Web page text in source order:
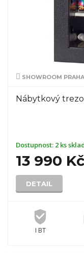
SHOWROOM
Nábytkový
Dostupnost: 2 ks
13 990 Kč
DETAIL
I BT